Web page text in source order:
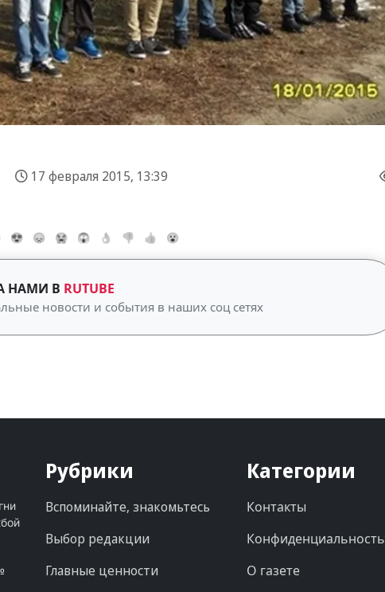
17 февраля 2015, 13:39
😍 😞 😭 😱 👌 👎 👍 😮
НАМИ В RUTUBE
новости и события в наших соц сетях
Рубрики
Вспоминайте, знакомьтесь
Выбор редакции
Главные ценности
Категории
Контакты
Конфиденциальность
О газете